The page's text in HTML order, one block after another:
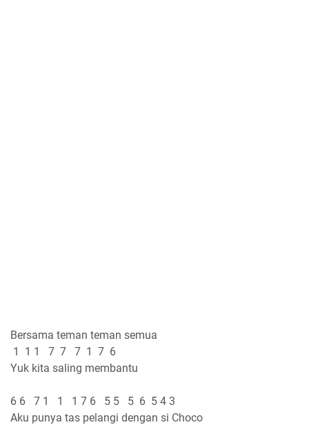
Bersama teman teman semua
1 1 1 7 7 7 1 7 6
Yuk kita saling membantu
6 6 7 1 1 1 7 6 5 5 5 6 5 4 3
Aku punya tas pelangi dengan si Choco